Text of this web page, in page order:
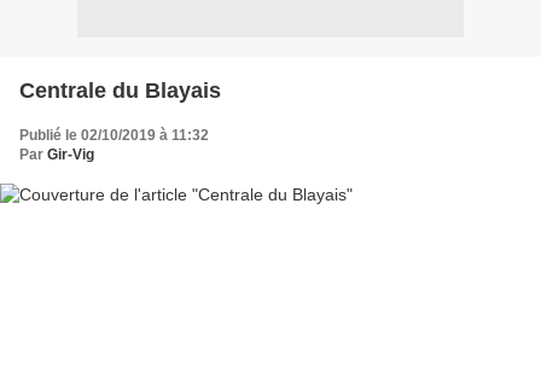
Centrale du Blayais
Publié le 02/10/2019 à 11:32
Par Gir-Vig